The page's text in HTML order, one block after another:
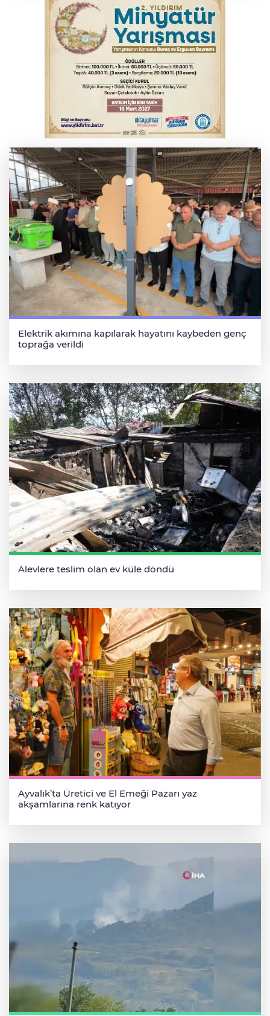
İnegöl’de yangın paniği! Apartmana
sıçrayan alevler söndürüldü
Elektrik akımına kapılan işçi hayatını
kaybetti
Serbest piyasada döviz fiyatları
Elektrik akımına kapılarak hayatını kaybeden genç
toprağa verildi
Alevlere teslim olan ev küle döndü
Ayvalık’ta Üretici ve El Emeği Pazarı yaz
akşamlarına renk katıyor